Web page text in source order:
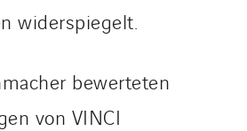
widerspiegelt.
bewerteten
von VINCI